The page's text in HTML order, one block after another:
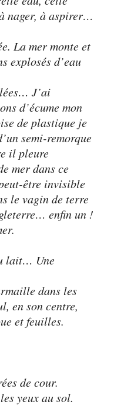
nager, à aspirer…
La mer monte et
explosés d’eau
J’ai
d’écume mon
de plastique je
semi-remorque
il pleure
mer dans ce
être invisible
le vagin de terre
enfin un !
lait… Une
dans les
en son centre,
et feuilles.
de cour.
yeux au sol.